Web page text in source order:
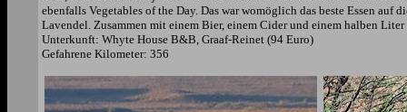
ebenfalls Vegetables of the Day. Das war womöglich das beste Essen
Lavendel. Zusammen mit einem Bier, einem Cider und einem halben
Unterkunft: Whyte House B&B, Graaf-Reinet (94 Euro)
Gefahrene Kilometer: 356